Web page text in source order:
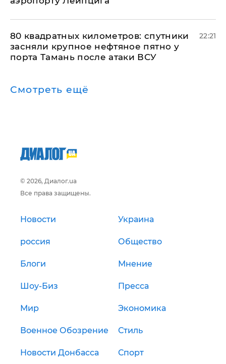
80 квадратных километров: спутники
засняли крупное нефтяное пятно у
порта Тамань после атаки ВСУ
22:21
Смотреть ещё
© 2026, Диалог.ua
Все права защищены.
Новости Украина
россия Общество
Блоги Мнение
Шоу-Биз Пресса
Мир Экономика
Военное Обозрение Стиль
Новости Донбасса Спорт